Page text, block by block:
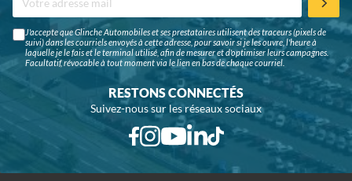
J'accepte que Glinche Automobiles et ses prestataires utilisent des traceurs (pixels de
suivi) dans les courriels envoyés à cette adresse, pour savoir si je les ouvre, l'heure à
laquelle je le fais et le terminal utilisé, afin de mesurer et d'optimiser leurs campagnes.
Facultatif, révocable à tout moment via le lien en bas de chaque courriel.
RESTONS CONNECTÉS
Suivez-nous sur les réseaux sociaux